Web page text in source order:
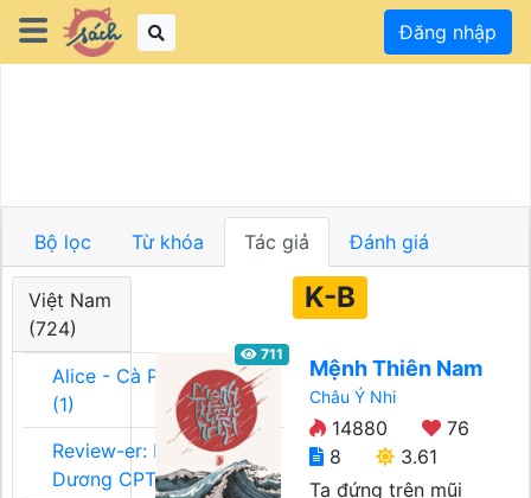
Đăng nhập
Bộ lọc Từ khóa Tác giả Đánh giá
Việt Nam
(724)
Alice - Cà Phê Team
(1)
Review-er: Dương
Dương CPT (1)
K-B
711
Mệnh Thiên Nam
Châu Ý Nhi
14880
76
8
3.61
Ta đứng trên mũi